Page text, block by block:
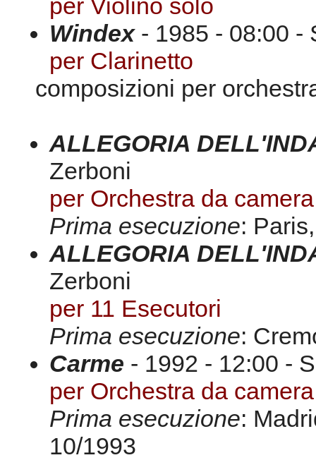
per Violino solo
Windex- 1985 - 08:00 -
per Clarinetto
composizioni per
ALLEGORIA
Zerboni
per Orchestra da camera
Prima esecuzione:
ALLEGORIA
Zerboni
per 11 Esecutori
Prima esecuzione:
Carme - 1992 - 12:00 -
per Orchestra da camera
Prima esecuzione:
10/1993